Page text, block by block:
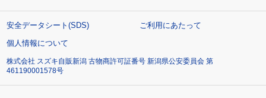
安全データシート(SDS)
ご利用にあたって
個人情報について
株式会社 スズキ自販新潟 古物商許可証番号 新潟県公安委員会 第
461190001578号